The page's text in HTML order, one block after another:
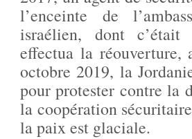
l’enceinte de
israélien, dont c’était
effectua la
octobre 2019, la
pour protester contre la
la coopération
la paix est glaciale.